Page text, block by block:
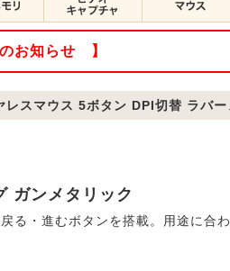
お知らせ 】
ウス 5ボタン DPI切替 ラバーコーティング ガンメタリック
ガンメタリック
る・進むボタンを搭載。用途に合わ